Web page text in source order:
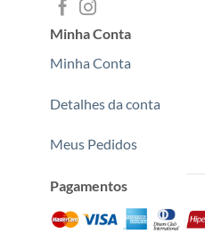
Minha Conta
Minha Conta
Detalhes da conta
Meus Pedidos
Pagamentos